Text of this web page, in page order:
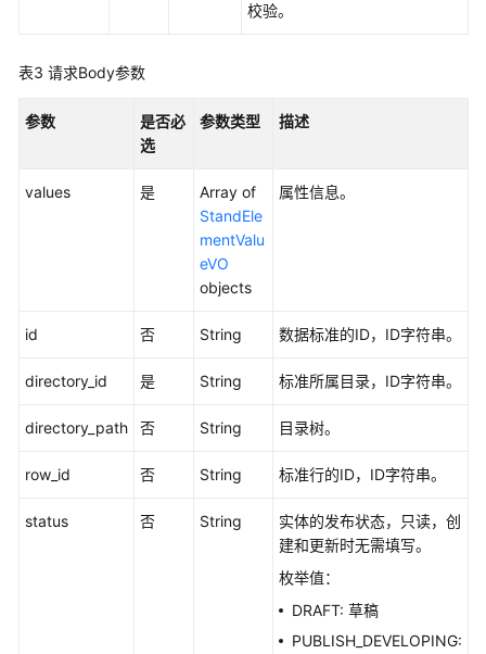
成
开
API（V2）
管
中
API
校验。
表3 请求Body参数
参数
是否必
选
参数类型 描述
values 是
Array of
StandEle
mentValu
eVO
objects
属性信息。
id 否 String 数据标准的ID，ID字符串。
directory_id 是 String 标准所属目录，ID字符串。
directory_path 否 String 目录树。
row_id 否 String 标准行的ID，ID字符串。
status 否 String
实体的发布状态，只读，创
建和更新时无需填写。
枚举值：
DRAFT: 草稿
PUBLISH_DEVELOPING: